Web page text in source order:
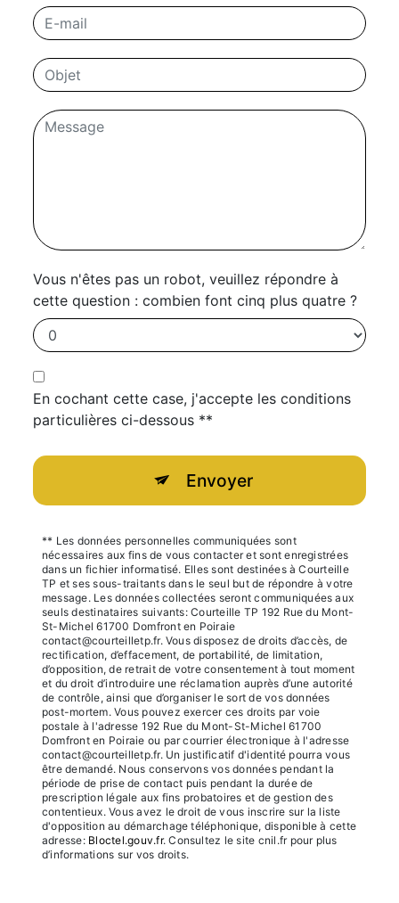
Vous n'êtes pas un robot, veuillez répondre à
cette question : combien font cinq plus quatre ?
En cochant cette case, j'accepte les conditions
particulières ci-dessous **
Envoyer
** Les données personnelles communiquées sont
nécessaires aux fins de vous contacter et sont enregistrées
dans un fichier informatisé. Elles sont destinées à Courteille
TP et ses sous-traitants dans le seul but de répondre à votre
message. Les données collectées seront communiquées aux
seuls destinataires suivants: Courteille TP 192 Rue du Mont-
St-Michel 61700 Domfront en Poiraie
contact@courteilletp.fr. Vous disposez de droits d’accès, de
rectification, d’effacement, de portabilité, de limitation,
d’opposition, de retrait de votre consentement à tout moment
et du droit d’introduire une réclamation auprès d’une autorité
de contrôle, ainsi que d’organiser le sort de vos données
post-mortem. Vous pouvez exercer ces droits par voie
postale à l'adresse 192 Rue du Mont-St-Michel 61700
Domfront en Poiraie ou par courrier électronique à l'adresse
contact@courteilletp.fr. Un justificatif d'identité pourra vous
être demandé. Nous conservons vos données pendant la
période de prise de contact puis pendant la durée de
prescription légale aux fins probatoires et de gestion des
contentieux. Vous avez le droit de vous inscrire sur la liste
d'opposition au démarchage téléphonique, disponible à cette
adresse: Bloctel.gouv.fr. Consultez le site cnil.fr pour plus
d’informations sur vos droits.